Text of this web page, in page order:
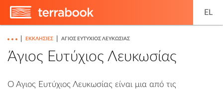
EL
ΕΚΚΛΗΣΊΕΣ ΆΓΙΟΣ ΕΥΤΎΧΙΟΣ ΛΕΥΚΩΣΊΑΣ
Άγιος Ευτύχιος Λευκωσίας
Ο Άγιος Ευτύχιος Λευκωσίας είναι μια από τις